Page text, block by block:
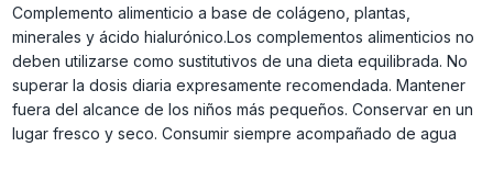
Complemento alimenticio a base de colágeno, plantas,
minerales y ácido hialurónico.Los complementos alimenticios no
deben utilizarse como sustitutivos de una dieta equilibrada. No
superar la dosis diaria expresamente recomendada. Mantener
fuera del alcance de los niños más pequeños. Conservar en un
lugar fresco y seco. Consumir siempre acompañado de agua